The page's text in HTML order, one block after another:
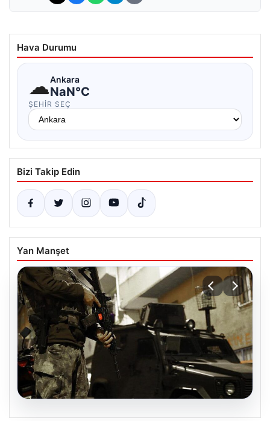
Hava Durumu
☁Ankara
NaN°C
ŞEHIR SEÇ
Bizi Takip Edin
Yan Manşet
07.08.2026